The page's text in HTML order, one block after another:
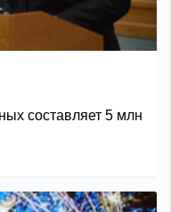
составляет 5 млн